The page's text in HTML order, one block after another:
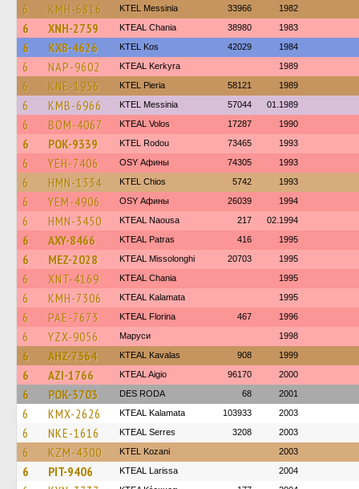
6 KMH-6816 KTEL Messinia 33966 1982
6 XNH-2759 KTEAL Chania 38980 1983
6 KXB-4626 KTEL Kos 42029 1984
6 NAP-9602 KTEAL Kerkyra 1989
6 KNE-1956 KTEL Pieria 58121 1989
6 KMB-6966 KTEL Messinia 57044 01.1989
6 BOM-4067 KTEAL Volos 17287 1990
6 POK-9339 ΚΤΕL Rodou 73465 1993
6 YEH-7406 OSY Афины 74305 1993
6 HMN-1334 KTEL Chios 5742 1993
6 YEM-4906 OSY Афины 26039 1994
6 HMN-3450 KTEAL Naousa 217 02.1994
6 AXY-8466 KTEAL Patras 416 1995
6 MEZ-2028 KTEAL Missolonghi 20703 1995
6 XNT-4169 KTEAL Chania 1995
6 KMH-7306 KTEAL Kalamata 1995
6 PAE-7673 KTEAL Florina 467 1996
6 YZX-9056 Маруси 1998
6 AHZ-7564 KTEAL Kavalas 908 1999
6 AZI-1766 KTEAL Aigio 96170 2000
6 POK-3703 DES RODA 68 2001
6 KMX-2626 KTEAL Kalamata 103933 2003
6 NKE-1616 KTEAL Serres 3208 2003
6 KZM-4300 ΚΤΕL Kozani 2003
6 PIT-9406 KTEAL Larissa 2004